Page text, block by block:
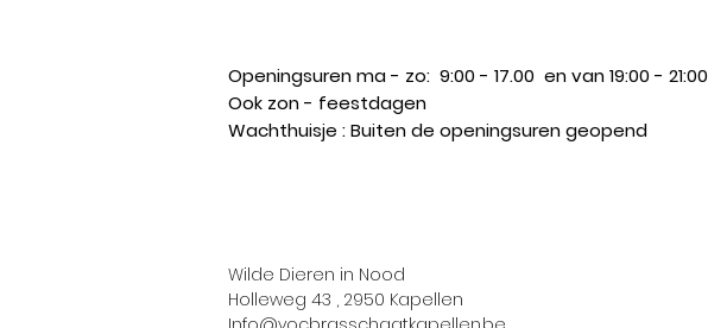
Openingsuren ma - zo: 9:00 - 17.00 en van 19:00 - 21:00
Ook zon - feestdagen ​
Wachthuisje : Buiten de openingsuren geopend
Wilde Dieren in Nood
Holleweg 43 , 2950 Kapellen